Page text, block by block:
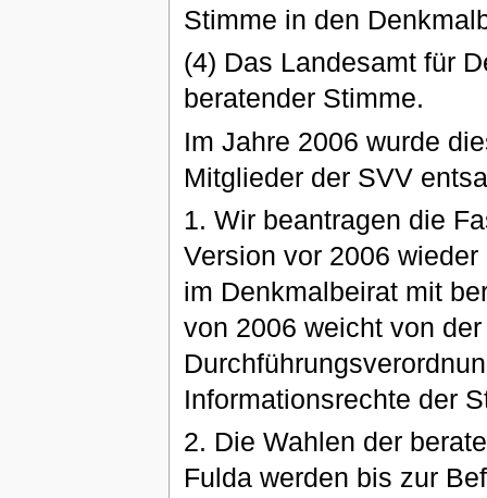
Stimme in den
(4) Das Landesamt für
beratender Stimme.
Im Jahre 2006 wurde
Mitglieder der SVV
1. Wir beantragen die
Version vor 2006
im Denkmalbeirat mit
von 2006 weicht von
Informationsrechte der
2. Die Wahlen der
Fulda werden bis zur